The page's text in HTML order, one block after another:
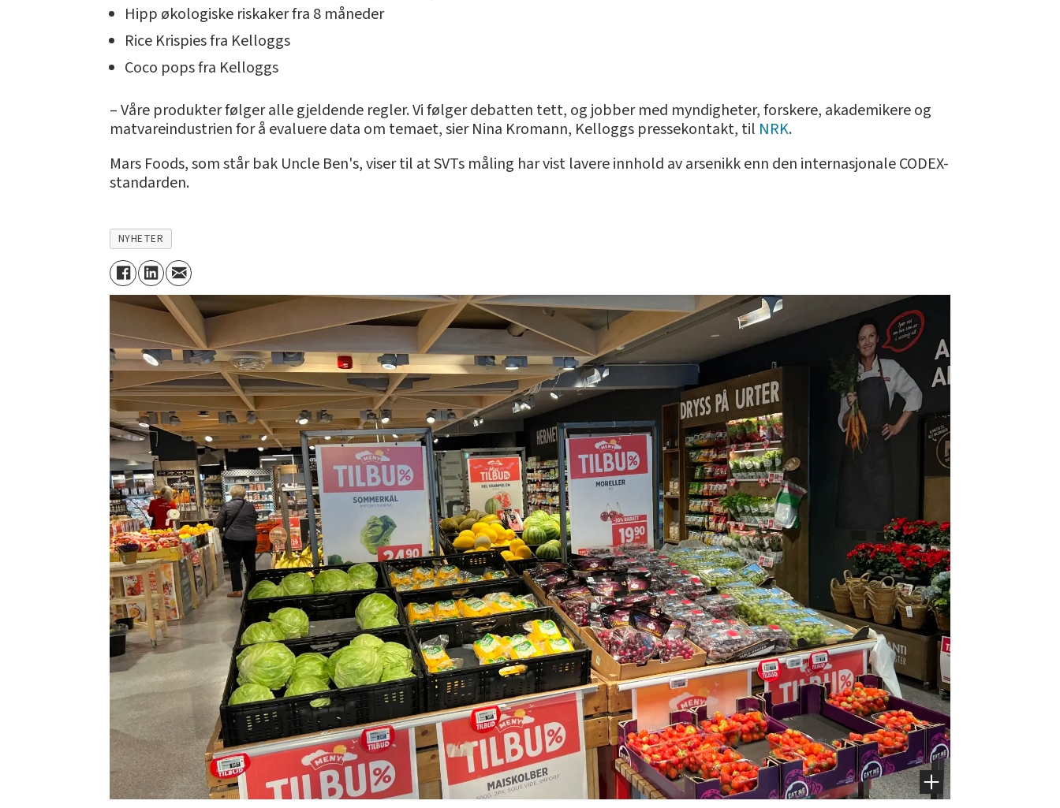
Hipp økologiske riskaker fra 8 måneder
Rice Krispies fra Kelloggs
Coco pops fra Kelloggs
– Våre produkter følger alle gjeldende regler. Vi følger debatten tett, og jobber med myndigheter, forskere, akademikere og
matvareindustrien for å evaluere data om temaet, sier Nina Kromann, Kelloggs pressekontakt, til NRK.
Mars Foods, som står bak Uncle Ben's, viser til at SVTs måling har vist lavere innhold av arsenikk enn den internasjonale CODEX-
standarden.
NYHETER